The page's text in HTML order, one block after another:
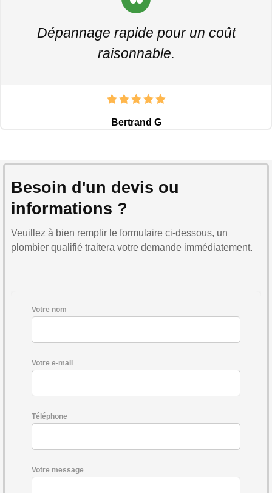
Dépannage rapide pour un coût
raisonnable.
Bertrand G
Besoin d'un devis ou
informations ?
Veuillez à bien remplir le formulaire ci-dessous, un
plombier qualifié traitera votre demande immédiatement.
Votre nom
Votre e-mail
Téléphone
Votre message